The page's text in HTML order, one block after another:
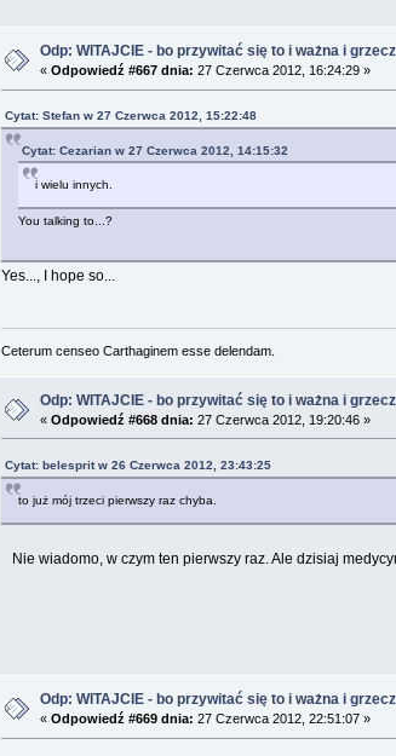
Odp: WITAJCIE - bo przywitać się to i ważna i
«Odpowiedź #667 dnia: 27 Czerwca 2012, 16:24:29 »
Cytat: Stefan w 27 Czerwca 2012, 15:22:48
Cytat: Cezarian w 27 Czerwca 2012, 14:15:32
i wielu innych.
You talking to...?
Yes..., I hope so...
Ceterum censeo Carthaginem esse delendam.
Odp: WITAJCIE - bo przywitać się to i ważna i
«Odpowiedź #668 dnia: 27 Czerwca 2012, 19:20:46 »
Cytat: belesprit w 26 Czerwca 2012, 23:43:25
to już mój trzeci pierwszy raz chyba.
Nie wiadomo, w czym ten pierwszy raz. Ale dzisiaj
Odp: WITAJCIE - bo przywitać się to i ważna i
«Odpowiedź #669 dnia: 27 Czerwca 2012, 22:51:07 »